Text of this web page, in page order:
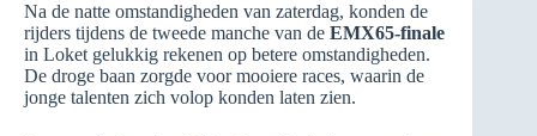
Na de natte omstandigheden van zaterdag, konden de
rijders tijdens de tweede manche van de EMX65-finale
in Loket gelukkig rekenen op betere omstandigheden.
De droge baan zorgde voor mooiere races, waarin de
jonge talenten zich volop konden laten zien.